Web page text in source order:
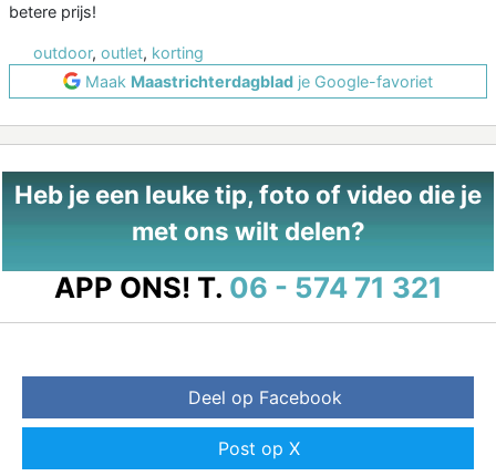
betere prijs!
outdoor, outlet, korting
Maak Maastrichterdagblad je Google-favoriet
Heb je een leuke tip, foto of video die je
met ons wilt delen?
APP ONS! T. 06 - 574 71 321
Deel op Facebook
Post op X